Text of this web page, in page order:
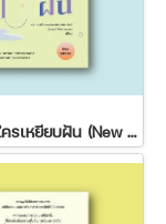
อย่ายอมให้ใครเหยียบฝัน (New Edition)